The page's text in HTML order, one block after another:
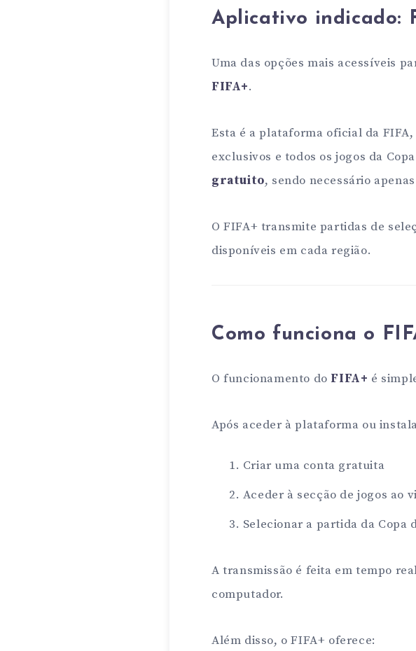
Aplicativo indicado:
Uma das opções mais acessíveis
FIFA+.
Esta é a plataforma oficial da
exclusivos e todos os jogos da
gratuito, sendo necessário
O FIFA+ transmite partidas de
disponíveis em cada região.
Como funciona o
O funcionamento do FIFA+ é
Após aceder à plataforma ou
Criar uma conta gratuita
Aceder à secção de jogos ao
Selecionar a partida da Copa
A transmissão é feita em tempo
computador.
Além disso, o FIFA+ oferece: